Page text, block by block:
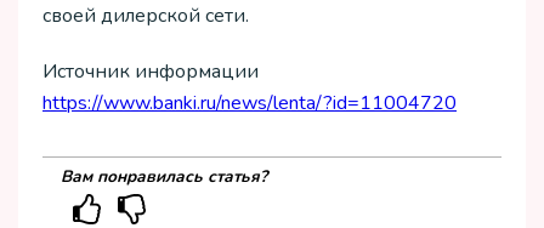
своей дилерской сети.
Источник информации
https://www.banki.ru/news/lenta/?id=11004720
Вам понравилась статья?